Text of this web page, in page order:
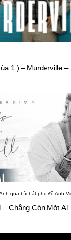
1 ) – Murderville –
qua bài hát phụ đề Anh-
– Chẳng Còn Một Ai